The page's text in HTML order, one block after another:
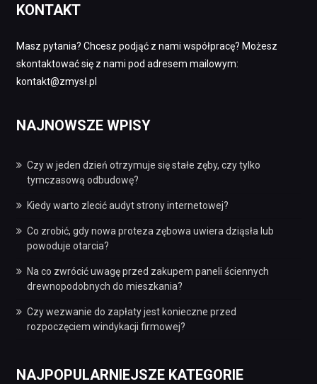
KONTAKT
Masz pytania? Chcesz podjąć z nami współpracę? Możesz
skontaktować się z nami pod adresem mailowym:
kontakt@zmysł.pl
NAJNOWSZE WPISY
Czy w jeden dzień otrzymuje się stałe zęby, czy tylko
tymczasową odbudowę?
Kiedy warto zlecić audyt strony internetowej?
Co zrobić, gdy nowa proteza zębowa uwiera dziąsła lub
powoduje otarcia?
Na co zwrócić uwagę przed zakupem paneli ściennych
drewnopodobnych do mieszkania?
Czy wezwanie do zapłaty jest konieczne przed
rozpoczęciem windykacji firmowej?
NAJPOPULARNIEJSZE KATEGORIE